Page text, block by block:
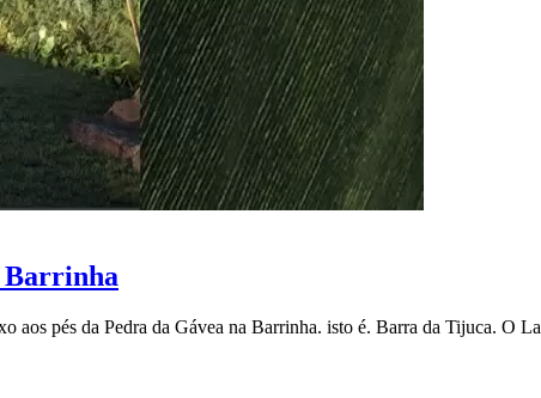
Barrinha
aos pés da Pedra da Gávea na Barrinha. isto é. Barra da Tijuca. O